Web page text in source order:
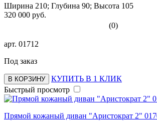
Ширина 210; Глубина 90; Высота 105
320 000 руб.
(0)
арт. 01712
Под заказ
В КОРЗИНУ
КУПИТЬ В 1 КЛИК
Быстрый просмотр
Прямой кожаный диван "Аристократ 2"